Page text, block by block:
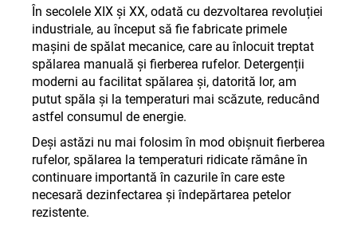
În secolele XIX și XX, odată cu dezvoltarea revoluției
industriale, au început să fie fabricate primele
mașini de spălat mecanice, care au înlocuit treptat
spălarea manuală și fierberea rufelor. Detergenții
moderni au facilitat spălarea și, datorită lor, am
putut spăla și la temperaturi mai scăzute, reducând
astfel consumul de energie.
Deși astăzi nu mai folosim în mod obișnuit fierberea
rufelor, spălarea la temperaturi ridicate rămâne în
continuare importantă în cazurile în care este
necesară dezinfectarea și îndepărtarea petelor
rezistente.